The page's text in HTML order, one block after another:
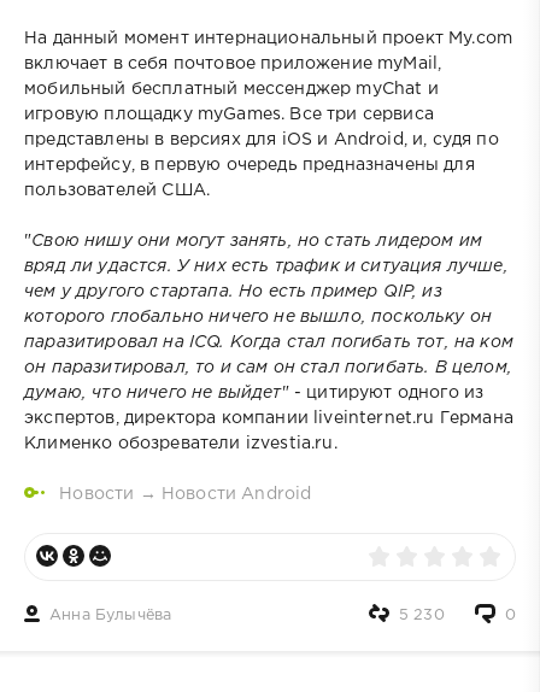
На данный момент интернациональный проект My.com
включает в себя почтовое приложение myMail,
мобильный бесплатный мессенджер myChat и
игровую площадку myGames. Все три сервиса
представлены в версиях для iOS и Android, и, судя по
интерфейсу, в первую очередь предназначены для
пользователей США.
"Свою нишу они могут занять, но стать лидером им
вряд ли удастся. У них есть трафик и ситуация лучше,
чем у другого стартапа. Но есть пример QIP, из
которого глобально ничего не вышло, поскольку он
паразитировал на ICQ. Когда стал погибать тот, на ком
он паразитировал, то и сам он стал погибать. В целом,
думаю, что ничего не выйдет" - цитируют одного из
экспертов, директора компании liveinternet.ru Германа
Клименко обозреватели izvestia.ru.
Новости → Новости Android
Анна Булычёва 0
5 230